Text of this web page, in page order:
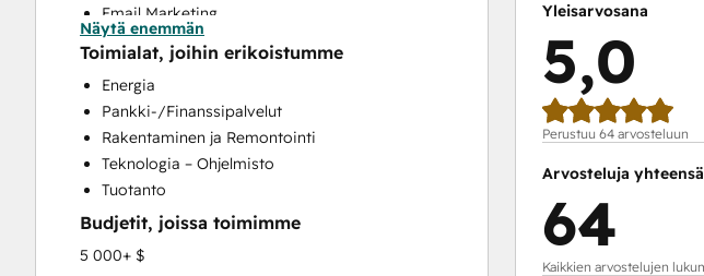
Email Marketing
Full Inbound Marketing Services
Knowledge Base Development
Paid Advertising
Sales and Marketing Alignment
Sales Enablement
Search Engine Optimization
Social Media
Website Migration
Näytä enemmän
Toimialat, joihin erikoistumme
Energia
Pankki-/Finanssipalvelut
Rakentaminen ja Remontointi
Teknologia – Ohjelmisto
Tuotanto
Budjetit, joissa toimimme
5 000+ $
Yleisarvosana
5,0
Perustuu 64 arvosteluun
Arvosteluja yhteensä
64
Kaikkien arvostelujen